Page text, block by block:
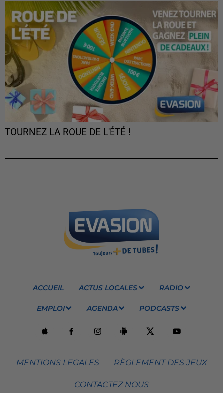
TOURNEZ LA ROUE DE L'ÉTÉ !
ACCUEIL ACTUS LOCALES RADIO
EMPLOI AGENDA PODCASTS
MENTIONS LEGALES RÈGLEMENT DES JEUX
CONTACTEZ NOUS